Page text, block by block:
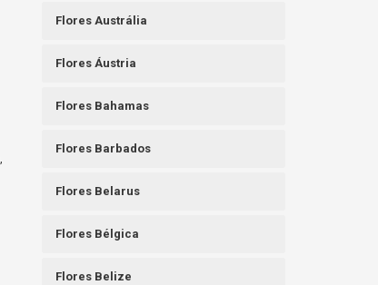
Flores Austrália
Flores Áustria
Flores Bahamas
Flores Barbados
Flores Belarus
Flores Bélgica
Flores Belize